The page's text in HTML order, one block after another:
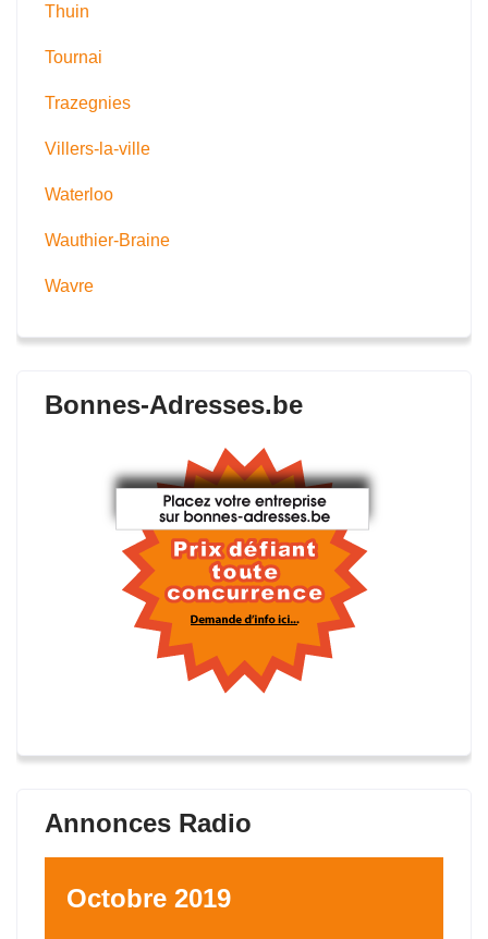
Thuin
Tournai
Trazegnies
Villers-la-ville
Waterloo
Wauthier-Braine
Wavre
Bonnes-Adresses.be
Annonces Radio
Octobre 2019